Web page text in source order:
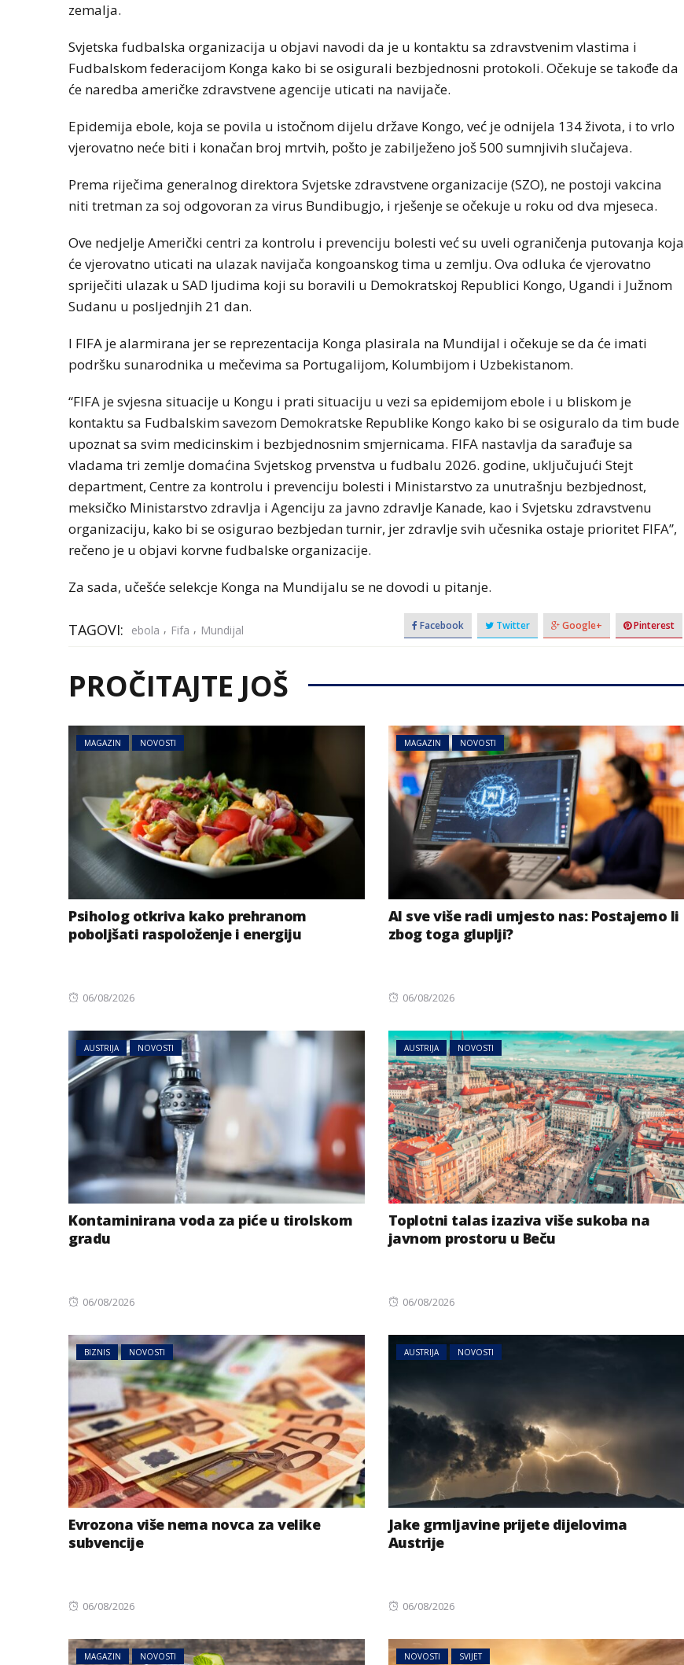
zemalja.
Svjetska fudbalska organizacija u objavi navodi da je u kontaktu sa zdravstvenim vlastima i
Fudbalskom federacijom Konga kako bi se osigurali bezbjednosni protokoli. Očekuje se takođe da
će naredba američke zdravstvene agencije uticati na navijače.
Epidemija ebole, koja se povila u istočnom dijelu države Kongo, već je odnijela 134 života, i to vrlo
vjerovatno neće biti i konačan broj mrtvih, pošto je zabilježeno još 500 sumnjivih slučajeva.
Prema riječima generalnog direktora Svjetske zdravstvene organizacije (SZO), ne postoji vakcina
niti tretman za soj odgovoran za virus Bundibugjo, i rješenje se očekuje u roku od dva mjeseca.
Ove nedjelje Američki centri za kontrolu i prevenciju bolesti već su uveli ograničenja putovanja koja
će vjerovatno uticati na ulazak navijača kongoanskog tima u zemlju. Ova odluka će vjerovatno
spriječiti ulazak u SAD ljudima koji su boravili u Demokratskoj Republici Kongo, Ugandi i Južnom
Sudanu u posljednjih 21 dan.
I FIFA je alarmirana jer se reprezentacija Konga plasirala na Mundijal i očekuje se da će imati
podršku sunarodnika u mečevima sa Portugalijom, Kolumbijom i Uzbekistanom.
“FIFA je svjesna situacije u Kongu i prati situaciju u vezi sa epidemijom ebole i u bliskom je
kontaktu sa Fudbalskim savezom Demokratske Republike Kongo kako bi se osiguralo da tim bude
upoznat sa svim medicinskim i bezbjednosnim smjernicama. FIFA nastavlja da sarađuje sa
vladama tri zemlje domaćina Svjetskog prvenstva u fudbalu 2026. godine, uključujući Stejt
department, Centre za kontrolu i prevenciju bolesti i Ministarstvo za unutrašnju bezbjednost,
meksičko Ministarstvo zdravlja i Agenciju za javno zdravlje Kanade, kao i Svjetsku zdravstvenu
organizaciju, kako bi se osigurao bezbjedan turnir, jer zdravlje svih učesnika ostaje prioritet FIFA”,
rečeno je u objavi korvne fudbalske organizacije.
Za sada, učešće selekcje Konga na Mundijalu se ne dovodi u pitanje.
TAGOVI: ebola , Fifa , Mundijal Facebook Twitter Google+ Pinterest
PROČITAJTE JOŠ
MAGAZIN NOVOSTI
Psiholog otkriva kako prehranom
poboljšati raspoloženje i energiju
Posted
06/08/2026
MAGAZIN NOVOSTI
AI sve više radi umjesto nas: Postajemo li
zbog toga gluplji?
Posted
06/08/2026
AUSTRIJA NOVOSTI
Kontaminirana voda za piće u tirolskom
gradu
Posted
06/08/2026
AUSTRIJA NOVOSTI
Toplotni talas izaziva više sukoba na
javnom prostoru u Beču
Posted
06/08/2026
BIZNIS NOVOSTI
Evrozona više nema novca za velike
subvencije
Posted
06/08/2026
AUSTRIJA NOVOSTI
Jake grmljavine prijete dijelovima
Austrije
Posted
06/08/2026
MAGAZIN NOVOSTI NOVOSTI SVIJET